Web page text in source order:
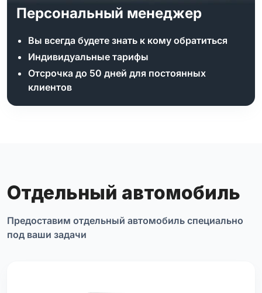
Персональный менеджер
Вы всегда будете знать к кому обратиться
Индивидуальные тарифы
Отсрочка до 50 дней для постоянных
клиентов
Отдельный автомобиль
Предоставим отдельный автомобиль специально
под ваши задачи